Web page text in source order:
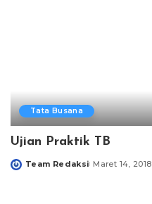
Tata Busana
Ujian Praktik TB
Posted
Team Redaksi Maret 14, 2018